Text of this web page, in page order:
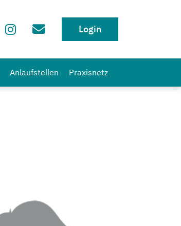
Login
Anlaufstellen Praxisnetz